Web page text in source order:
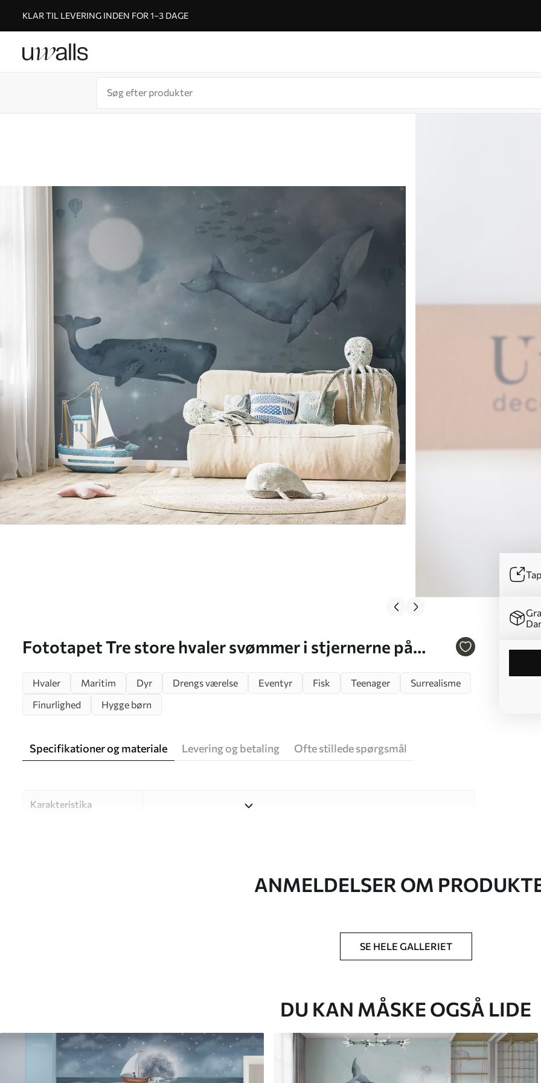
KLAR TIL LEVERING INDEN FOR 1–3 DAGE
Fototapet Tre store hvaler svømmer i stjernerne på
Hvaler Maritim Dyr Drengs værelse Eventyr Fisk Teenager
Surrealisme
Finurlighed
Hygge børn
Specifikationer og materiale Levering og betaling Ofte stillede spørgsmål
Karakteristika
Billedet printes i den størrelse, du har angivet, og skæres i identiske
kan rengøres med vand.
Anvendelsesmetode Problemfri anvendelse
ANMELDELSER OM
SE HELE GALLERIET
DU KAN MÅSKE OGSÅ LIDE